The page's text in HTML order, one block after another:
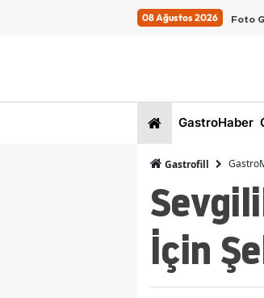
08 Ağustos 2026 Foto
GastroHaber
Gastrofill
İçin